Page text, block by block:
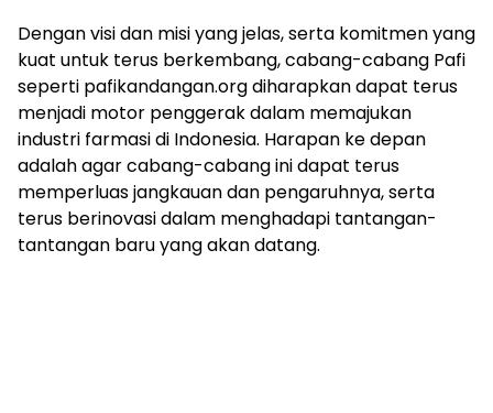
Dengan visi dan misi yang jelas, serta komitmen yang
kuat untuk terus berkembang, cabang-cabang Pafi
seperti pafikandangan.org diharapkan dapat terus
menjadi motor penggerak dalam memajukan
industri farmasi di Indonesia. Harapan ke depan
adalah agar cabang-cabang ini dapat terus
memperluas jangkauan dan pengaruhnya, serta
terus berinovasi dalam menghadapi tantangan-
tantangan baru yang akan datang.